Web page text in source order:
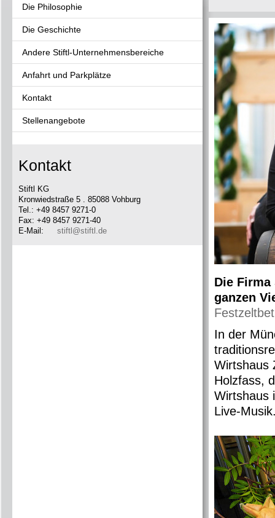
Die Philosophie
Die Geschichte
Andere Stiftl-Unternehmensbereiche
Anfahrt und Parkplätze
Kontakt
Stellenangebote
Kontakt
Stiftl KG
Kronwiedstraße 5 . 85088 Vohburg
Tel.: +49 8457 9271-0
Fax: +49 8457 9271-40
E-Mail:
stiftl@stiftl.de
Die
ganzen
In der
Wirtshaus
Holzfass,
Wirtshaus
Live-